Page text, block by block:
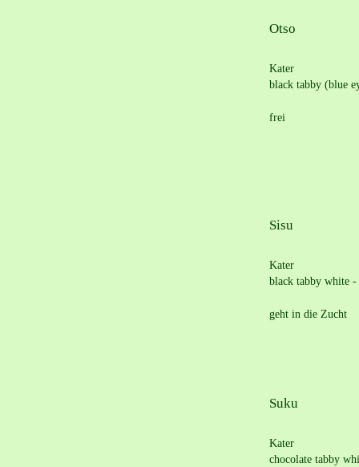
Otso
Kater
black tabby (blue
frei
Sisu
Kater
black tabby white
geht in die Zucht
Suku
Kater
chocolate tabby